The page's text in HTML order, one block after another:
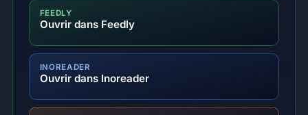
FEEDLY
Ouvrir dans Feedly
INOREADER
Ouvrir dans Inoreader